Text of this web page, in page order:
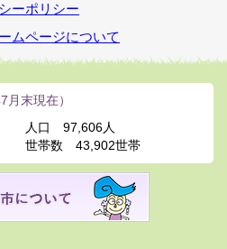
ーポリシー
ムページについて
月末現在）
人口
97,606人
世帯数
43,902世帯